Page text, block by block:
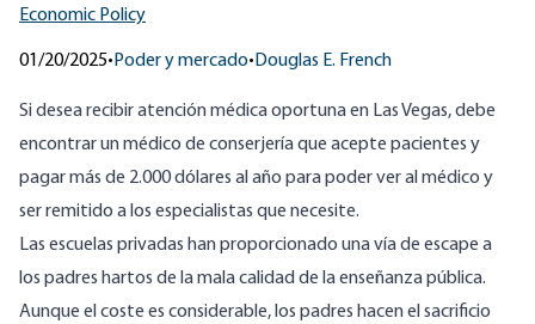
Economic Policy
01/20/2025• Poder y mercado• Douglas E. French
Si desea recibir atención médica oportuna en Las Vegas, debe
encontrar un médico de conserjería que acepte pacientes y
pagar más de 2.000 dólares al año para poder ver al médico y
ser remitido a los especialistas que necesite.
Las escuelas privadas han proporcionado una vía de escape a
los padres hartos de la mala calidad de la enseñanza pública.
Aunque el coste es considerable, los padres hacen el sacrificio